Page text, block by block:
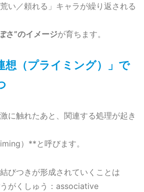
い／頼れる」キャラが繰り返される
さ”のイメージが育ちます。
想（プライミング）」で
に触れたあと、関連する処理が起き
）**と呼びます。
びつきが形成されていくことは
がくしゅう：associative